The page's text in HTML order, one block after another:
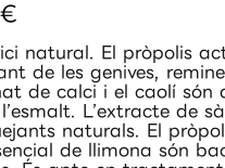
€
natural. El pròpolis
de les genives,
de calci i el caolí són
L’extracte de
naturals. El
de llimona són